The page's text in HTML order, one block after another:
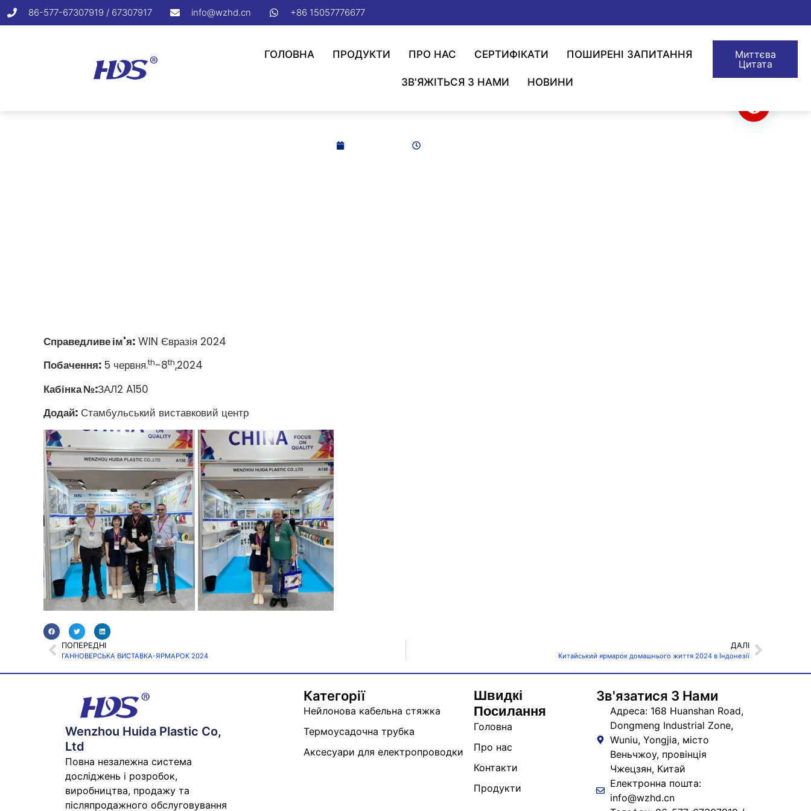
86-577-67307919 / 67307917 info@wzhd.cn +86 15057776677
ГОЛОВНА ПРОДУКТИ ПРО НАС СЕРТИФІКАТИ ПОШИРЕНІ ЗАПИТАННЯ
ЗВ'ЯЖІТЬСЯ З НАМИ НОВИНИ
Миттєва
Цитата
Справедливе ім'я: WIN Євразія 2024
Побачення: 5 червня.th-8th,2024
Кабінка №:ЗАЛ2 A150
Додай: Стамбульський виставковий центр
ПОПЕРЕДНІ
ГАННОВЕРСЬКА ВИСТАВКА-ЯРМАРОК 2024
ДАЛІ
Китайський ярмарок домашнього життя 2024 в Індонезії
Wenzhou Huida Plastic Co,
Ltd
Повна незалежна система
досліджень і розробок,
виробництва, продажу та
післяпродажного обслуговування
Категорії
Нейлонова кабельна стяжка
Термоусадочна трубка
Аксесуари для електропроводки
Швидкі
Посилання
Головна
Про нас
Контакти
Продукти
Зв'язатися З Нами
Адреса: 168 Huanshan Road,
Dongmeng Industrial Zone,
Wuniu, Yongjia, місто
Веньчжоу, провінція
Чжецзян, Китай
Електронна пошта:
info@wzhd.cn